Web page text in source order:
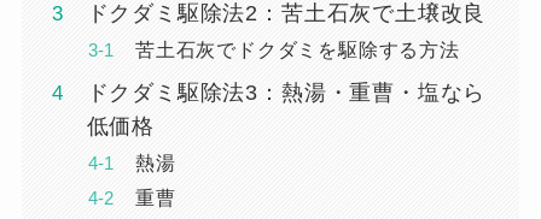
ドクダミ駆除法2：苦土石灰で土壌改良
苦土石灰でドクダミを駆除する方法
ドクダミ駆除法3：熱湯・重曹・塩なら
低価格
熱湯
重曹